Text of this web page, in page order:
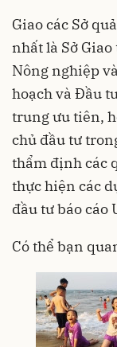
Giao các Sở
nhất là Sở
Nông nghiệp
hoạch và Đầu
trung ưu tiên,
chủ đầu tư
thẩm định các
thực hiện các
đầu tư báo cáo
Có thể bạn